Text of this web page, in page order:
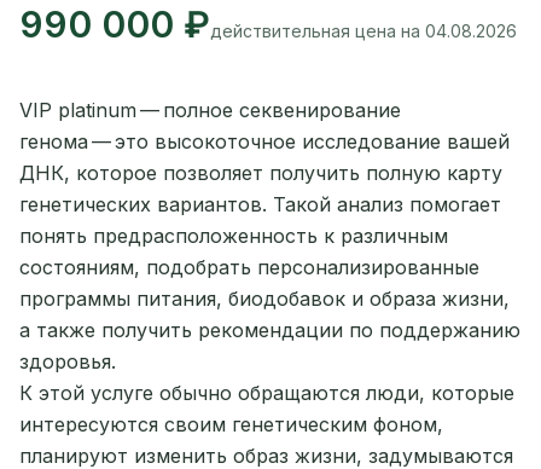
990 000 ₽действительная цена на 04.08.2026
VIP platinum — полное секвенирование
генома — это высокоточное исследование вашей
ДНК, которое позволяет получить полную карту
генетических вариантов. Такой анализ помогает
понять предрасположенность к различным
состояниям, подобрать персонализированные
программы питания, биодобавок и образа жизни,
а также получить рекомендации по поддержанию
здоровья.
К этой услуге обычно обращаются люди, которые
интересуются своим генетическим фоном,
планируют изменить образ жизни, задумываются